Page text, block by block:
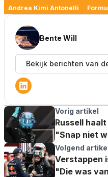
Andrea Kimi Antonelli
Bente Will
Bekijk berichten van
Vorig artikel
Russell
"Snap niet
reglementen
Volgend
Verstappen
"Die was